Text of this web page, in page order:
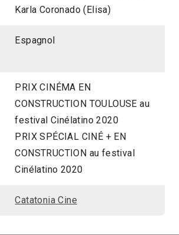
Karla Coronado (Elisa)
Espagnol
PRIX CINÉMA EN
CONSTRUCTION TOULOUSE au
festival Cinélatino 2020
PRIX SPÉCIAL CINÉ + EN
CONSTRUCTION au festival
Cinélatino 2020
Catatonia Cine